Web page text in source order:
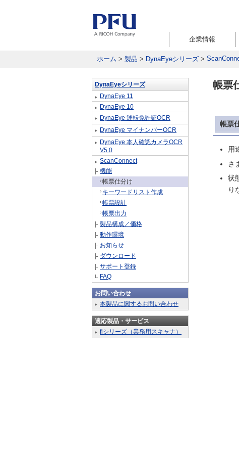
企業情報
ホーム > 製品 > DynaEyeシリーズ >
帳票
帳票
用
さ
状
り
DynaEyeシリーズ
DynaEye 11
DynaEye 10
DynaEye 運転免許証OCR
DynaEye マイナンバーOCR
DynaEye 本人確認カメラOCR
V5.0
ScanConnect
機能
帳票仕分け
キーワードリスト作成
帳票設計
帳票出力
製品構成／価格
動作環境
お知らせ
ダウンロード
サポート登録
FAQ
お問い合わせ
本製品に関するお問い合わせ
適応製品・サービス
fiシリーズ（業務用スキャナ）